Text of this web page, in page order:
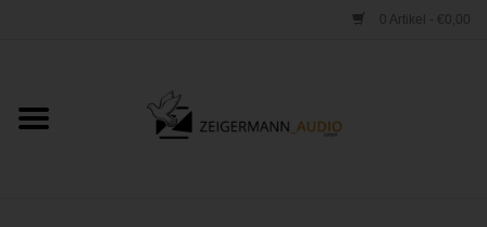
0 Artikel - €0,00
Startseite